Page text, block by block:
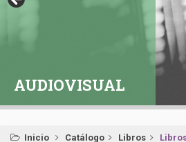
AUDIOVISUAL
Inicio Catálogo Libros